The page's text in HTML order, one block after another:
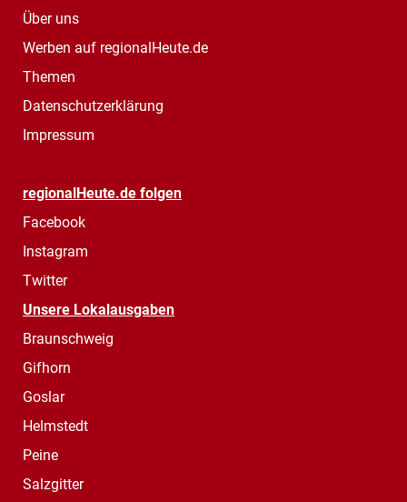
Über uns
Werben auf regionalHeute.de
Themen
Datenschutzerklärung
Impressum
regionalHeute.de folgen
Facebook
Instagram
Twitter
Unsere Lokalausgaben
Braunschweig
Gifhorn
Goslar
Helmstedt
Peine
Salzgitter